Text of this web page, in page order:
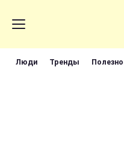
Люди Тренды